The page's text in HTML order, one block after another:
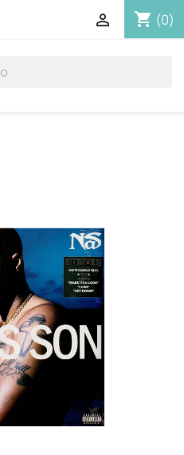
shopping_cart (0)
